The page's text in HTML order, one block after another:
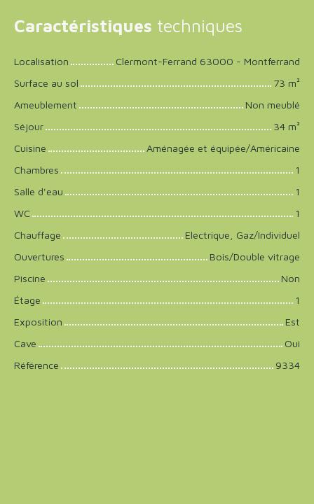
Caractéristiques techniques
Localisation
Clermont-Ferrand 63000 - Montferrand
Surface au sol
73 m²
Ameublement
Non meublé
Séjour
34 m²
Cuisine
Aménagée et équipée/Américaine
Chambres
1
Salle d'eau
1
WC
1
Chauffage
Electrique, Gaz/Individuel
Ouvertures
Bois/Double vitrage
Piscine
Non
Étage
1
Exposition
Est
Cave
Oui
Référence
9334